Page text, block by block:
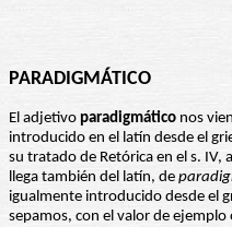
PARADIGMÁTICO
El adjetivo paradigmático nos
introducido en el latín desde el
su tratado de Retórica en el s. IV,
llega también del latín, de
igualmente introducido desde el
sepamos, con el valor de